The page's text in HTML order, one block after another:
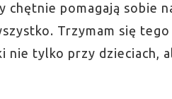
pomagają sobie
Trzymam się
tylko przy dzieciach,